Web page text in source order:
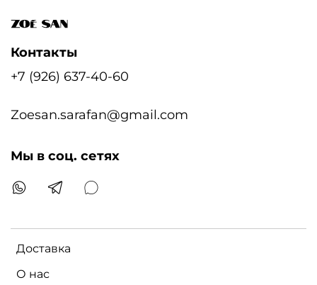
Доставка
О нас
Контакты
+7 (926) 637-40-60
Zoesan.sarafan@gmail.com
Мы в соц. сетях